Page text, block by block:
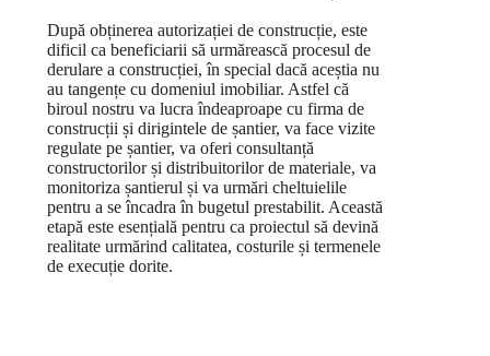
După obținerea autorizației de construcție, este
dificil ca beneficiarii să urmărească procesul de
derulare a construcției, în special dacă aceștia nu
au tangențe cu domeniul imobiliar. Astfel că
biroul nostru va lucra îndeaproape cu firma de
construcții și dirigintele de șantier, va face vizite
regulate pe șantier, va oferi consultanță
constructorilor și distribuitorilor de materiale, va
monitoriza șantierul și va urmări cheltuielile
pentru a se încadra în bugetul prestabilit. Această
etapă este esențială pentru ca proiectul să devină
realitate urmărind calitatea, costurile și termenele
de execuție dorite.